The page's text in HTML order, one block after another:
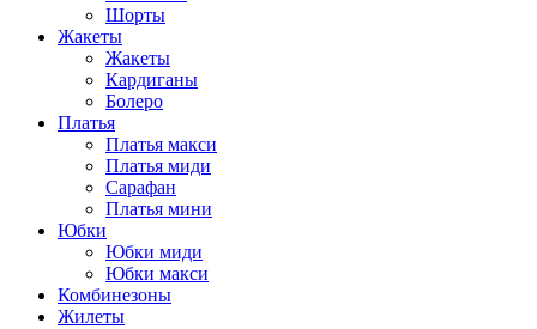
Шорты
Жакеты
Жакеты
Кардиганы
Болеро
Платья
Платья макси
Платья миди
Сарафан
Платья мини
Юбки
Юбки миди
Юбки макси
Комбинезоны
Жилеты